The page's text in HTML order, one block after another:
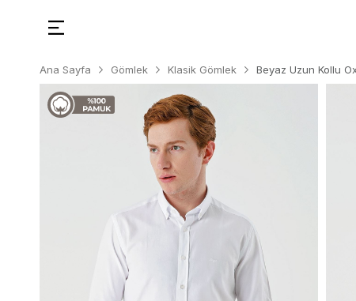
Ana Sayfa Gömlek Klasik Gömlek Beyaz Uzun Kollu